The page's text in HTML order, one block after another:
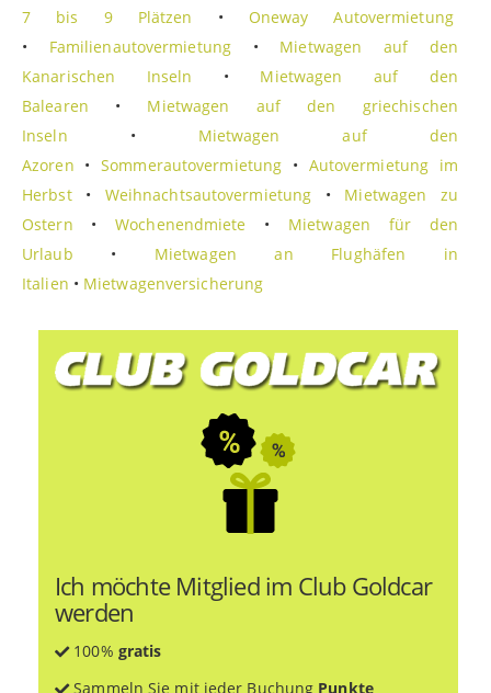
7 bis 9 Plätzen • Oneway Autovermietung
• Familienautovermietung• Mietwagen auf den
Kanarischen Inseln • Mietwagen auf den
Balearen • Mietwagen auf den griechischen
Inseln • Mietwagen auf den
Azoren •Sommerautovermietung • Autovermietung im
Herbst• Weihnachtsautovermietung • Mietwagen zu
Ostern •Wochenendmiete • Mietwagen für den
Urlaub • Mietwagen an Flughäfen in
Italien • Mietwagenversicherung
Ich möchte Mitglied im Club Goldcar
werden
100% gratis
Sammeln Sie mit jeder Buchung Punkte